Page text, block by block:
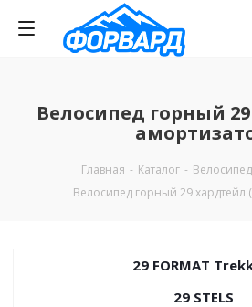
Велосипед горный
Главная - Каталог -
Велосипед горный 29 хардтейл
29 FORMAT
29 STELS